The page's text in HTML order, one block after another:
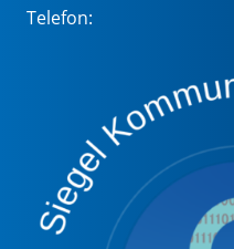
Telefon: